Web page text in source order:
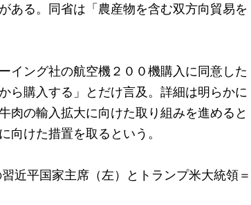
ある。同省は「農産物を含む双方向貿易を
イング社の航空機２００機購入に同意した
ら購入する」とだけ言及。詳細は明らかに
肉の輸入拡大に向けた取り組みを進めると
向けた措置を取るという。
近平国家主席（左）とトランプ米大統領＝